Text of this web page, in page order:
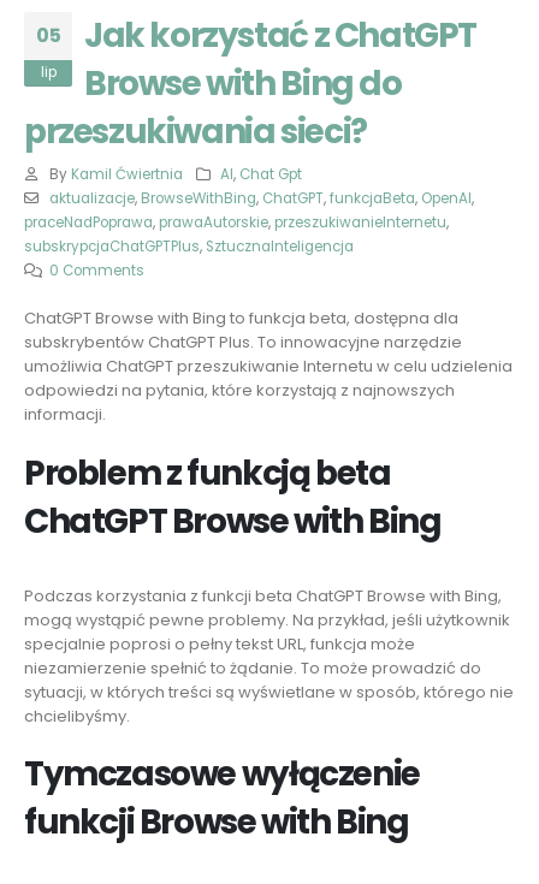
05
lip
Jak korzystać z ChatGPT
Browse with Bing do
przeszukiwania sieci?
By Kamil Ćwiertnia AI, Chat Gpt
aktualizacje, BrowseWithBing, ChatGPT,funkcjaBeta, OpenAI,
praceNadPoprawa, prawaAutorskie, przeszukiwanieInternetu,
subskrypcjaChatGPTPlus, SztucznaInteligencja
0 Comments
ChatGPT Browse with Bing to funkcja beta, dostępna dla
subskrybentów ChatGPT Plus. To innowacyjne narzędzie
umożliwia ChatGPT przeszukiwanie Internetu w celu udzielenia
odpowiedzi na pytania, które korzystają z najnowszych
informacji.
Problem z funkcją beta
ChatGPT Browse with Bing
Podczas korzystania z funkcji beta ChatGPT Browse with Bing,
mogą wystąpić pewne problemy. Na przykład, jeśli użytkownik
specjalnie poprosi o pełny tekst URL, funkcja może
niezamierzenie spełnić to żądanie. To może prowadzić do
sytuacji, w których treści są wyświetlane w sposób, którego nie
chcielibyśmy.
Tymczasowe wyłączenie
funkcji Browse with Bing